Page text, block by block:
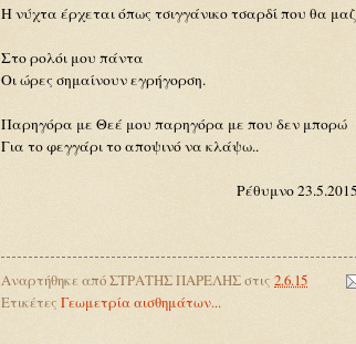
Η νύχτα έρχεται όπως τσιγγάνικο τσαρδί που θα
Στο ρολόι μου πάντα
Οι ώρες σημαίνουν εγρήγορση.
Παρηγόρα με Θεέ μου παρηγόρα με που δεν μπορώ
Για το φεγγάρι το αποψινό να κλάψω..
Ρέθυμνο 23.5.2015
Αναρτήθηκε απόΣΤΡΑΤΗΣ ΠΑΡΕΛΗΣστις 2.6.15
Ετικέτες Γεωμετρία αισθημάτων...